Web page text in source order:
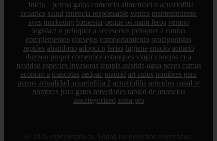
Inicio perros gatos comercio alimentaci n acuariofilia
acuarios salud tenencia responsable ventas mantenimiento
aves marketing bienestar peque os mam feros verano
legislaci n peluquer a accesorios peluquer a canina
complementos consejos comportamiento protagonistas
reptiles abandono adopci n ferias higiene snacks acuario
iberzoo propet comercios estanques viajar conejos cr a
navidad especies invasoras terapia asistida agua peces camas
econom a mascotas aedpac madrid art culos nombres para
perros actualidad acuariofilia 2 acuariofilia articulos canal tv
nombres para gatos novedades tablon de anuncios
uncategorized zona pro
© 2026 especiespro.es. Todos los derechos reservados.